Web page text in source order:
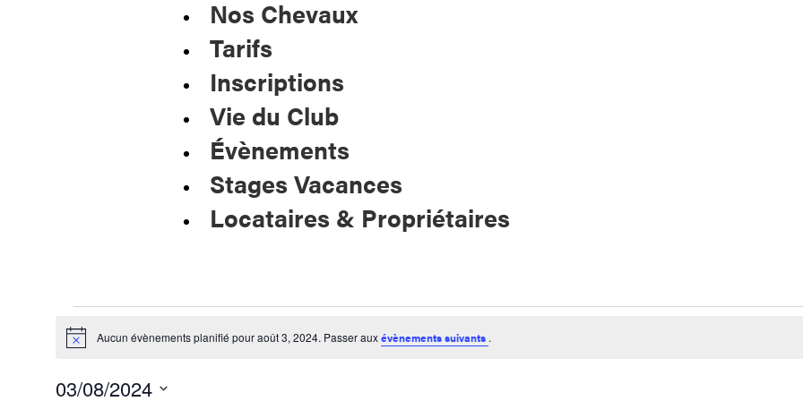
Nos Chevaux
Tarifs
Inscriptions
Vie du Club
Évènements
Stages Vacances
Locataires & Propriétaires
Notice Aucun évènements planifié pour août 3, 2024. Passer auxévènements suivants .
03/08/2024